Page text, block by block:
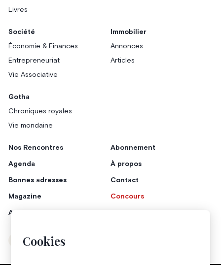
Cookies
Livres
Société
Économie & Finances
Entrepreneuriat
Vie Associative
Immobilier
Annonces
Articles
Gotha
Chroniques royales
Vie mondaine
Nos Rencontres
Agenda
Bonnes adresses
Magazine
Annonceurs
Abonnement
À propos
Contact
Concours
Instagram